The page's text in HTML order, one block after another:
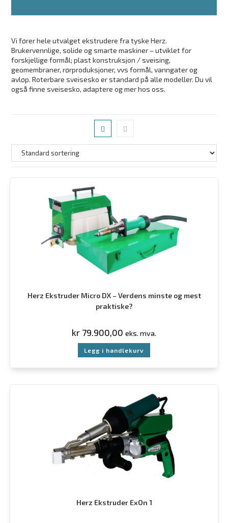
Vi fører hele utvalget ekstrudere fra tyske Herz.
Brukervennlige, solide og smarte maskiner – utviklet for
forskjellige formål; plast konstruksjon / sveising,
geomembraner, rørproduksjoner, vvs formål, vanngater og
avløp. Roterbare sveisesko er standard på alle modeller. Du vil
også finne sveisesko, adaptere og mer hos oss.
Herz Ekstruder Micro DX – Verdens minste og mest
praktiske?
kr 79.900,00 eks. mva.
Legg i handlekurv
Herz Ekstruder ExOn 1